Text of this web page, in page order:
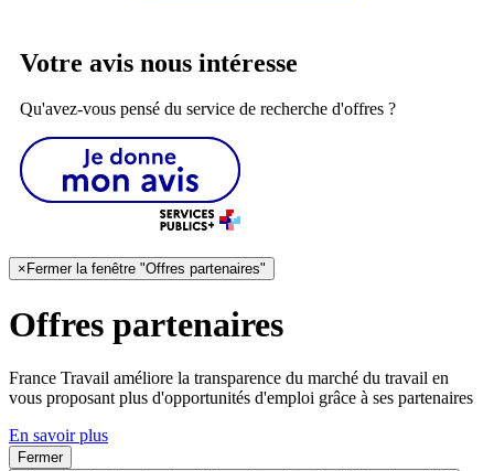
Votre avis nous intéresse
Qu'avez-vous pensé du service de recherche d'offres ?
× Fermer la fenêtre "Offres partenaires"
Offres partenaires
France Travail améliore la transparence du marché du travail en
vous proposant plus d'opportunités d'emploi grâce à ses partenaires
En savoir plus
Fermer